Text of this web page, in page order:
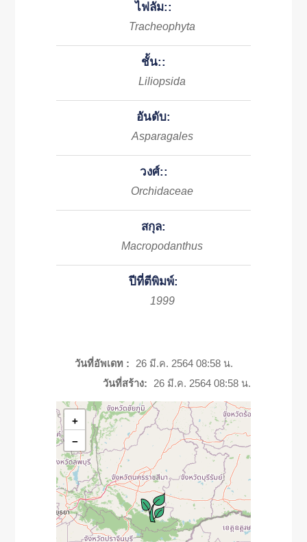
ไฟลัม::
Tracheophyta
ชั้น::
Liliopsida
อันดับ:
Asparagales
วงศ์::
Orchidaceae
สกุล:
Macropodanthus
ปีที่ตีพิมพ์:
1999
วันที่อัพเดท :
26 มี.ค. 2564 08:58 น.
วันที่สร้าง:
26 มี.ค. 2564 08:58 น.
+
−